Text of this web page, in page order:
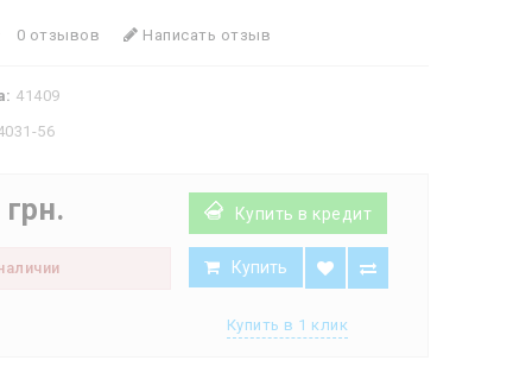
0 отзывов Написать отзыв
41409
56
Купить в кредит
Купить
Купить в 1 клик